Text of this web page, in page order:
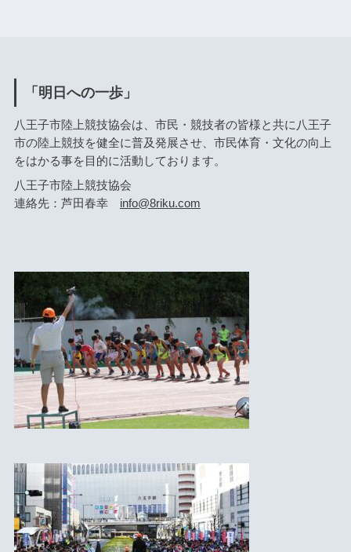
「明日への一歩」
八王子市陸上競技協会は、市民・競技者の皆様と共に八王子
市の陸上競技を健全に普及発展させ、市民体育・文化の向上
をはかる事を目的に活動しております。
八王子市陸上競技協会
連絡先：芦田春幸 info@8riku.com